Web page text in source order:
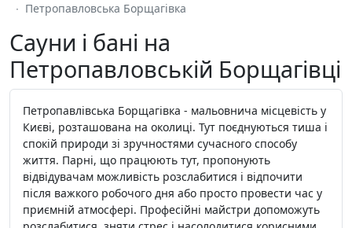
Петропавловська Борщагівка
Сауни і бані на
Петропавловській Борщагівці
Петропавлівська Борщагівка - мальовнича місцевість у
Києві, розташована на околиці. Тут поєднуються тиша і
спокій природи зі зручностями сучасного способу
життя. Парні, що працюють тут, пропонують
відвідувачам можливість розслабитися і відпочити
після важкого робочого дня або просто провести час у
приємній атмосфері. Професійні майстри допоможуть